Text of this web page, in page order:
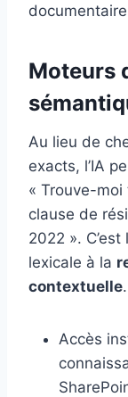
Moteurs
Au lieu de
exacts, l’IA
« Trouve-
clause de
2022 ».
lexicale à la
contextuelle.
Accès